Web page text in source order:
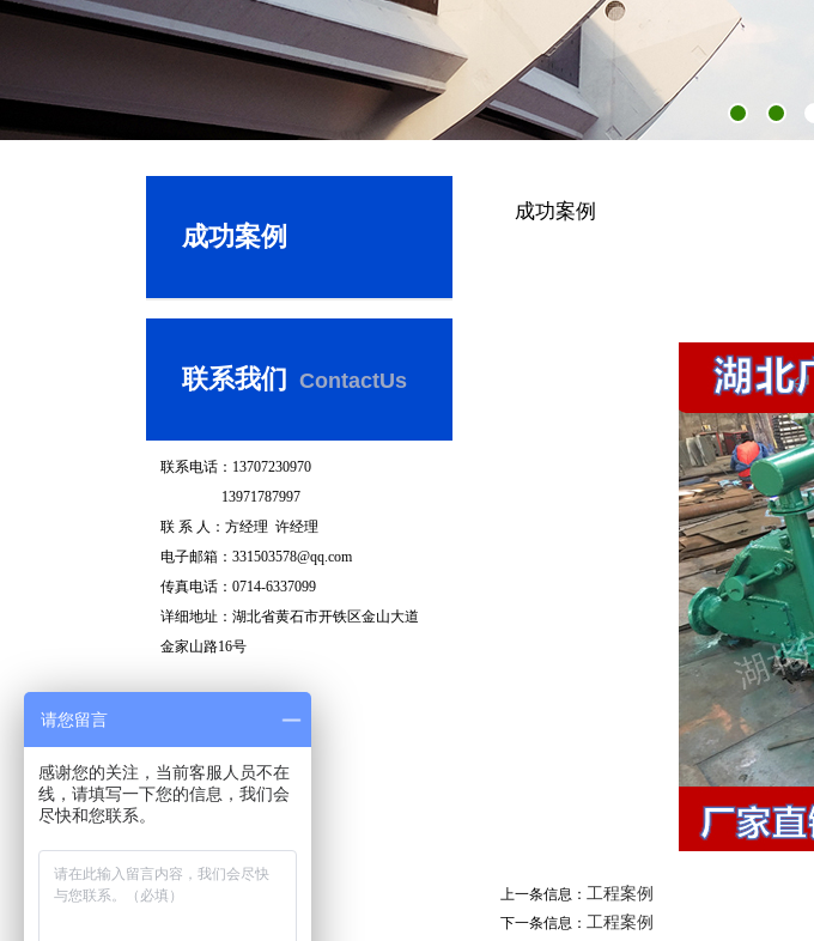
成功案例
联系我们 ContactUs
联系电话：13707230970
13971787997
联 系 人：方经理 许经理
电子邮箱：331503578@qq.com
传真电话：0714-6337099
详细地址：湖北省黄石市开铁区金山大道
金家山路16号
成功案例
上一条信息：工程案例
下一条信息：工程案例
请您留言
感谢您的关注，当前客服人员不在
线，请填写一下您的信息，我们会
尽快和您联系。